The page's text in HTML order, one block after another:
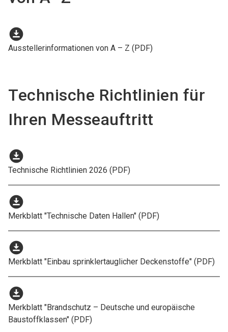
download_for_offline
Ausstellerinformationen von A – Z (PDF)
Technische Richtlinien für
Ihren Messeauftritt
download_for_offline
Technische Richtlinien 2026 (PDF)
download_for_offline
Merkblatt "Technische Daten Hallen" (PDF)
download_for_offline
Merkblatt "Einbau sprinklertauglicher Deckenstoffe" (PDF)
download_for_offline
Merkblatt "Brandschutz – Deutsche und europäische
Baustoffklassen" (PDF)